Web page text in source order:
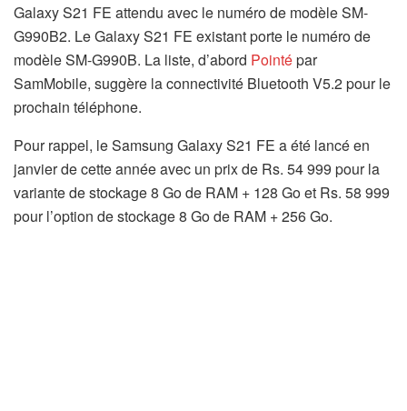
Galaxy S21 FE attendu avec le numéro de modèle SM-
G990B2. Le Galaxy S21 FE existant porte le numéro de
modèle SM-G990B. La liste, d’abord Pointépar
SamMobile, suggère la connectivité Bluetooth V5.2 pour le
prochain téléphone.
Pour rappel, le Samsung Galaxy S21 FE a été lancé en
janvier de cette année avec un prix de Rs. 54 999 pour la
variante de stockage 8 Go de RAM + 128 Go et Rs. 58 999
pour l’option de stockage 8 Go de RAM + 256 Go.